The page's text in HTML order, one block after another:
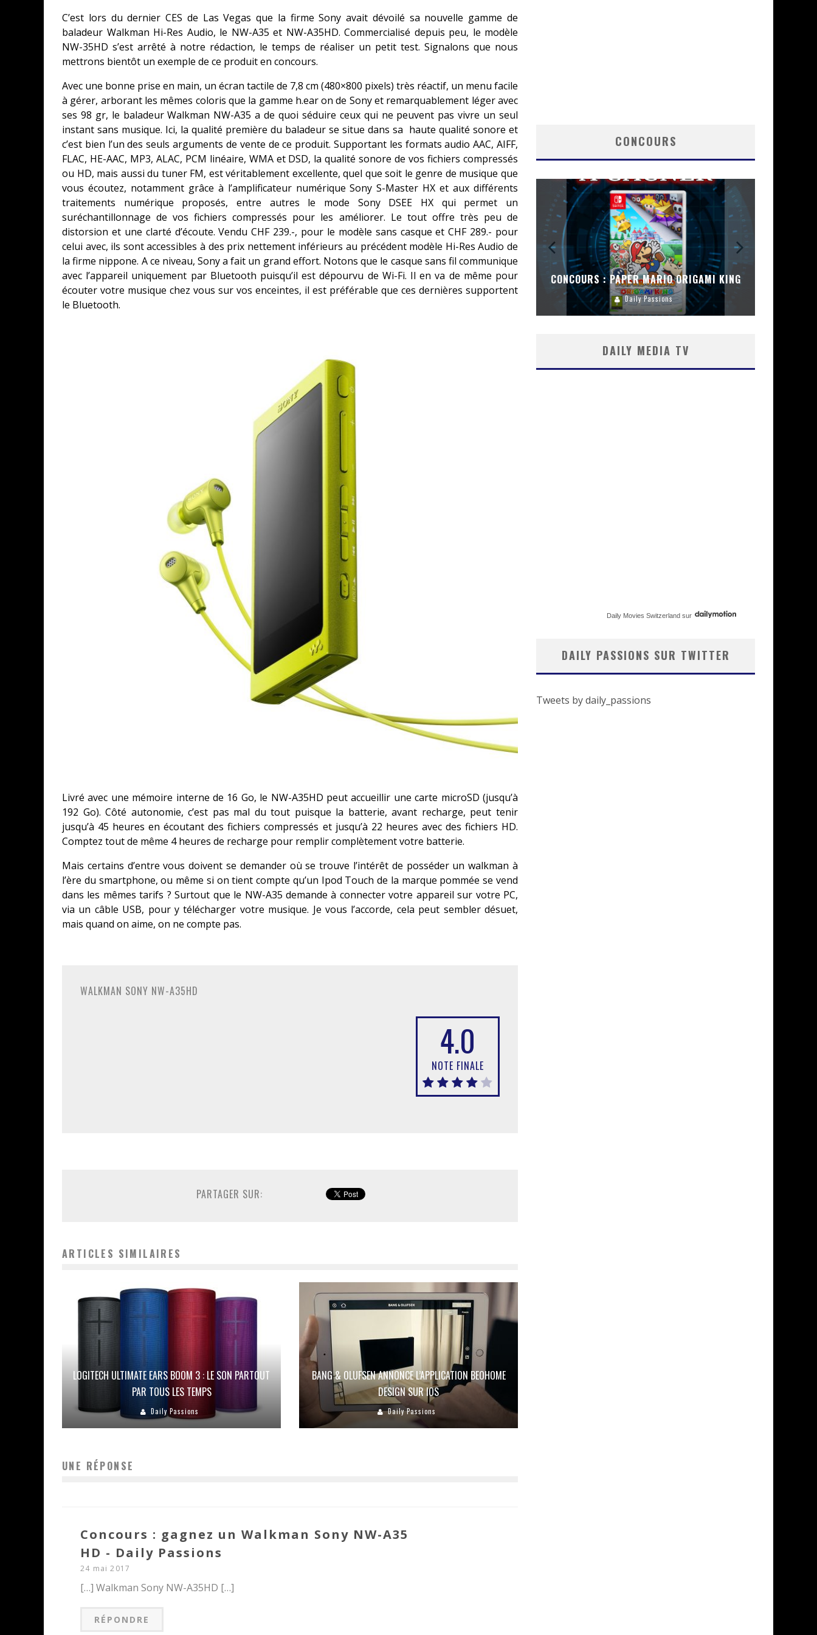
C’est lors du dernier CES de Las Vegas que la firme Sony avait dévoilé sa nouvelle gamme de
baladeur Walkman Hi-Res Audio, le NW-A35 et NW-A35HD. Commercialisé depuis peu, le modèle
NW-35HD s’est arrêté à notre rédaction, le temps de réaliser un petit test. Signalons que nous
mettrons bientôt un exemple de ce produit en concours.
Avec une bonne prise en main, un écran tactile de 7,8 cm (480×800 pixels) très réactif, un menu facile
à gérer, arborant les mêmes coloris que la gamme h.ear on de Sony et remarquablement léger avec
ses 98 gr, le baladeur Walkman NW-A35 a de quoi séduire ceux qui ne peuvent pas vivre un seul
instant sans musique. Ici, la qualité première du baladeur se situe dans sa haute qualité sonore et
c’est bien l’un des seuls arguments de vente de ce produit. Supportant les formats audio AAC, AIFF,
FLAC, HE-AAC, MP3, ALAC, PCM linéaire, WMA et DSD, la qualité sonore de vos fichiers compressés
ou HD, mais aussi du tuner FM, est véritablement excellente, quel que soit le genre de musique que
vous écoutez, notamment grâce à l’amplificateur numérique Sony S-Master HX et aux différents
traitements numérique proposés, entre autres le mode Sony DSEE HX qui permet un
suréchantillonnage de vos fichiers compressés pour les améliorer. Le tout offre très peu de
distorsion et une clarté d’écoute. Vendu CHF 239.-, pour le modèle sans casque et CHF 289.- pour
celui avec, ils sont accessibles à des prix nettement inférieurs au précédent modèle Hi-Res Audio de
la firme nippone. A ce niveau, Sony a fait un grand effort. Notons que le casque sans fil communique
avec l’appareil uniquement par Bluetooth puisqu’il est dépourvu de Wi-Fi. Il en va de même pour
écouter votre musique chez vous sur vos enceintes, il est préférable que ces dernières supportent
le Bluetooth.
Livré avec une mémoire interne de 16 Go, le NW-A35HD peut accueillir une carte microSD (jusqu’à
192 Go). Côté autonomie, c’est pas mal du tout puisque la batterie, avant recharge, peut tenir
jusqu’à 45 heures en écoutant des fichiers compressés et jusqu’à 22 heures avec des fichiers HD.
Comptez tout de même 4 heures de recharge pour remplir complètement votre batterie.
Mais certains d’entre vous doivent se demander où se trouve l’intérêt de posséder un walkman à
l’ère du smartphone, ou même si on tient compte qu’un Ipod Touch de la marque pommée se vend
dans les mêmes tarifs ? Surtout que le NW-A35 demande à connecter votre appareil sur votre PC,
via un câble USB, pour y télécharger votre musique. Je vous l’accorde, cela peut sembler désuet,
mais quand on aime, on ne compte pas.
WALKMAN SONY NW-A35HD
4.0
NOTE FINALE
PARTAGER SUR:
ARTICLES SIMILAIRES
LOGITECH ULTIMATE EARS BOOM 3 : LE SON PARTOUT
PAR TOUS LES TEMPS
Daily Passions
BANG & OLUFSEN ANNONCE L’APPLICATION BEOHOME
DESIGN SUR IOS
Daily Passions
UNE RÉPONSE
Concours : gagnez un Walkman Sony NW-A35
HD - Daily Passions
24 mai 2017
[…] Walkman Sony NW-A35HD […]
RÉPONDRE
CONCOURS
CONCOURS : CALENDRIER DE L’AVENT – UNE
COPIE DU JEU « GRID, ULTIMATE EDITION »
SUR XBOX ONE OU PS4
CONCOURS : PAPER MARIO ORIGAMI KING
Daily Passions
DAILY MEDIA TV
Daily Movies Switzerland sur
DAILY PASSIONS SUR TWITTER
Tweets by daily_passions